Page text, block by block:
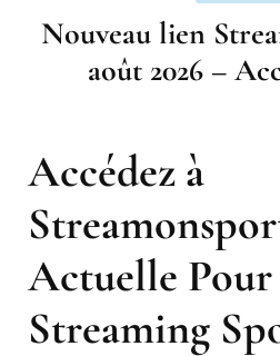
Nouveau lien
août 2026 –
Accédez à
Actuelle Pour
Streaming